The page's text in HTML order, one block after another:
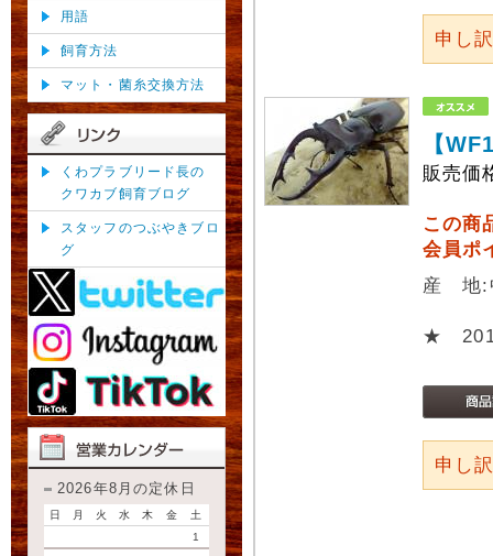
用語
飼育方法
マット・菌糸交換方法
くわプラブリード長の
クワカブ飼育ブログ
スタッフのつぶやきブロ
グ
2026年8月の定休日
日 月 火 水 木 金
土
1
申し
【
販売価
この商
会員ポ
産 地:
★
申し